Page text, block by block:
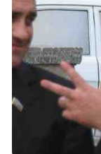
Дагестан
Ингушетия
Кабардино-
Калмыкия
Карачаево-
Краснодарский
Нагорный Карабах